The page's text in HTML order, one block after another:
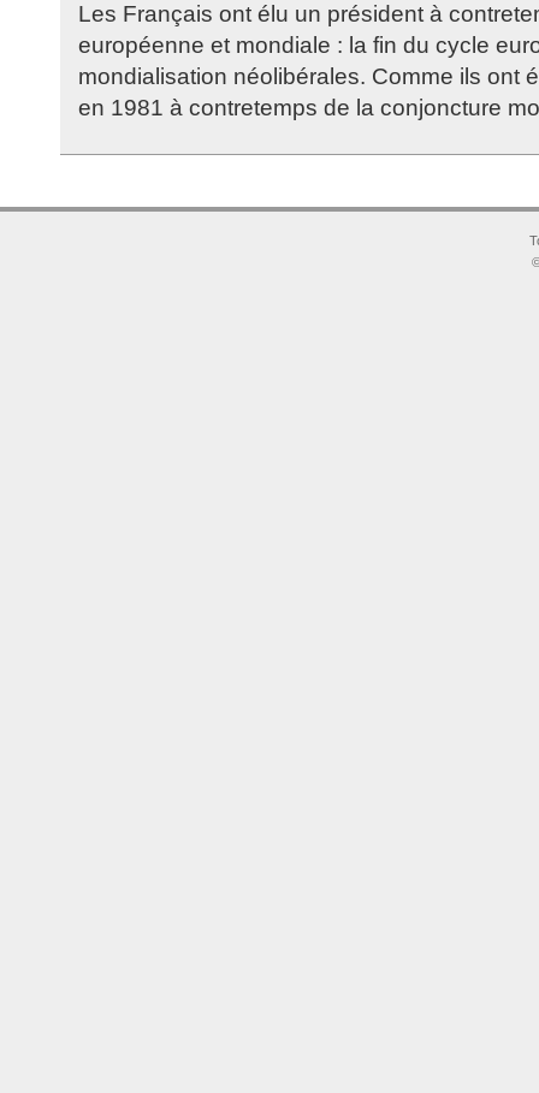
Les Français ont élu un président à
européenne et mondiale : la fin du cycle
mondialisation néolibérales. Comme ils ont
en 1981 à contretemps de la conjoncture